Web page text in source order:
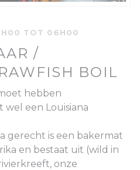
TOT 06H00
/
BOIL
hebben
wel een Louisiana
gerecht is een bakermat
en bestaat uit (wild in
onze